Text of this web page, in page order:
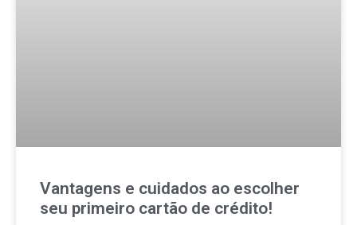
Vantagens e cuidados ao escolher
seu primeiro cartão de crédito!